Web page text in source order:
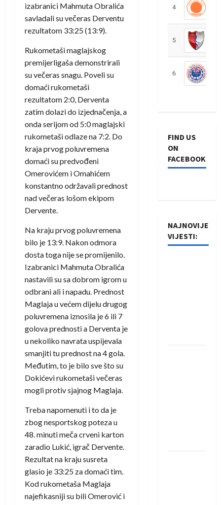
izabranici Mahmuta Obralića
savladali su večeras Derventu
rezultatom 33:25 (13:9).
Rukometaši maglajskog
premijerligaša demonstrirali
su večeras snagu. Poveli su
domaći rukometaši
rezultatom 2:0, Derventa
zatim dolazi do izjednačenja, a
onda serijom od 5:0 maglajski
rukometaši odlaze na 7:2. Do
kraja prvog poluvremena
domaći su predvođeni
Omerovićem i Omahićem
konstantno održavali prednost
nad večeras lošom ekipom
Dervente.
Na kraju prvog poluvremena
bilo je 13:9. Nakon odmora
dosta toga nije se promijenilo.
Izabranici Mahmuta Obralića
nastavili su sa dobrom igrom u
odbrani ali i napadu. Prednost
Maglaja u većem dijelu drugog
poluvremena iznosila je 6 ili 7
golova prednosti a Derventa je
u nekoliko navrata uspijevala
smanjiti tu prednost na 4 gola.
Međutim, to je bilo sve što su
Dokićevi rukometaši večeras
mogli protiv sjajnog Maglaja.
Treba napomenuti i to da je
zbog nesportskog poteza u
48. minuti meča crveni karton
zaradio Lukić, igrač Dervente.
Rezultat na kraju susreta
glasio je 33:25 za domaći tim.
Kod rukometaša Maglaja
najefikasniji su bili Omerović i
4
5
6
FIND US
ON
FACEBOOK
NAJNOVIJE
VIJESTI: